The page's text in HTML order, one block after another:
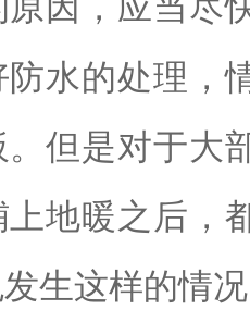
水的处理，
但是对于大
地暖之后，
生这样的情